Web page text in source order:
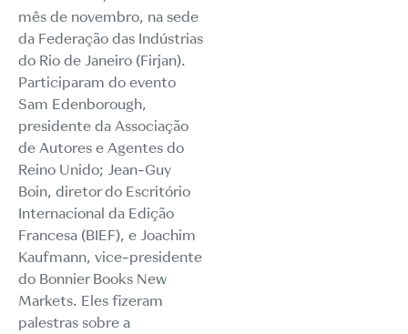
mês de novembro, na sede
da Federação das Indústrias
do Rio de Janeiro (Firjan).
Participaram do evento
Sam Edenborough,
presidente da Associação
de Autores e Agentes do
Reino Unido; Jean-Guy
Boin, diretor do Escritório
Internacional da Edição
Francesa (BIEF), e Joachim
Kaufmann, vice-presidente
do Bonnier Books New
Markets. Eles fizeram
palestras sobre a